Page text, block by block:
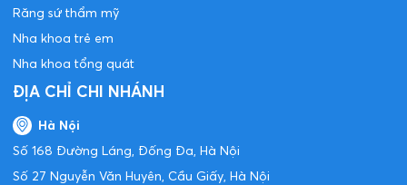
Răng sứ thẩm mỹ
Nha khoa trẻ em
Nha khoa tổng quát
ĐỊA CHỈ CHI NHÁNH
Hà Nội
Số 168 Đường Láng, Đống Đa, Hà Nội
Số 27 Nguyễn Văn Huyên, Cầu Giấy, Hà Nội